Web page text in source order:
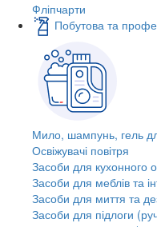
Фліпчарти
Побутова та
Мило, шампунь, гель
Освіжувачі повітря
Засоби для кухонного
Засоби для меблів та
Засоби для миття та
Засоби для підлоги